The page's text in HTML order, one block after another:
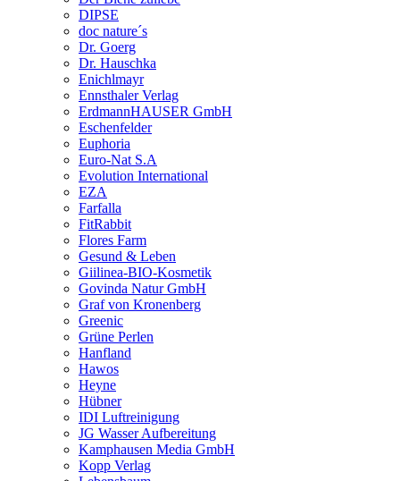
DIPSE
doc nature´s
Dr. Goerg
Dr. Hauschka
Enichlmayr
Ennsthaler Verlag
ErdmannHAUSER GmbH
Eschenfelder
Euphoria
Euro-Nat S.A
Evolution International
EZA
Farfalla
FitRabbit
Flores Farm
Gesund & Leben
Giilinea-BIO-Kosmetik
Govinda Natur GmbH
Graf von Kronenberg
Greenic
Grüne Perlen
Hanfland
Hawos
Heyne
Hübner
IDI Luftreinigung
JG Wasser Aufbereitung
Kamphausen Media GmbH
Kopp Verlag